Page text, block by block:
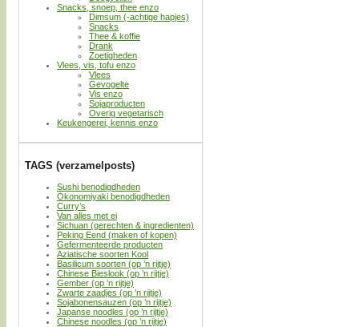
Snacks, snoep, thee enzo
Dimsum (-achtige hapjes)
Snacks
Thee & koffie
Drank
Zoetigheden
Vlees, vis, tofu enzo
Vlees
Gevogelte
Vis enzo
Sojaproducten
Overig vegetarisch
Keukengerei, kennis enzo
TAGS (verzamelposts)
Sushi benodigdheden
Okonomiyaki benodigdheden
Curry’s
Van alles met ei
Sichuan (gerechten & ingredienten)
Peking Eend (maken of kopen)
Gefermenteerde producten
Aziatische soorten Kool
Basilicum soorten (op ’n rijtje)
Chinese Bieslook (op ’n rijtje)
Gember (op ’n rijtje)
Zwarte zaadjes (op ’n rijtje)
Sojabonensauzen (op ’n rijtje)
Japanse noodles (op ’n rijtje)
Chinese noodles (op ’n rijtje)